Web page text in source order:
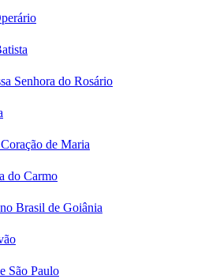
Senhora do Rosário
de Maria
do Carmo
Brasil de Goiânia
São Paulo